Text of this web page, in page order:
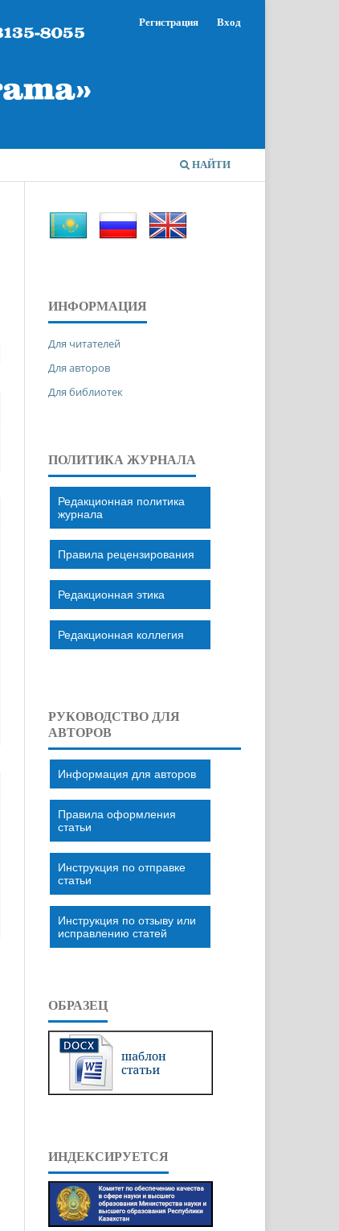
НАЙТИ
Регистрация Вход
ИНФОРМАЦИЯ
Для читателей
Для авторов
Для библиотек
ПОЛИТИКА ЖУРНАЛА
Редакционная политика
журнала
Правила рецензирования
Редакционная этика
Редакционная коллегия
РУКОВОДСТВО ДЛЯ
АВТОРОВ
Информация для авторов
Правила оформления
статьи
Инструкция по отправке
статьи
Инструкция по отзыву или
исправлению статей
ОБРАЗЕЦ
ИНДЕКСИРУЕТСЯ